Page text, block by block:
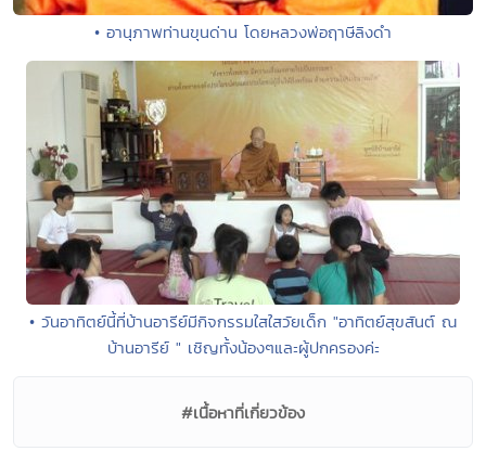
• อานุภาพท่านขุนด่าน โดยหลวงพ่อฤาษีลิงดำ
• วันอาทิตย์นี้ที่บ้านอารีย์มีกิจกรรมใสใสวัยเด็ก "อาทิตย์สุขสันต์ ณ
บ้านอารีย์ " เชิญทั้งน้องๆและผู้ปกครองค่ะ
#เนื้อหาที่เกี่ยวข้อง